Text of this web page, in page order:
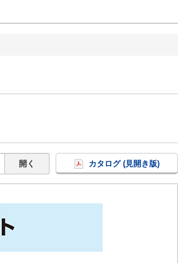
開く カタログ (見開き版)